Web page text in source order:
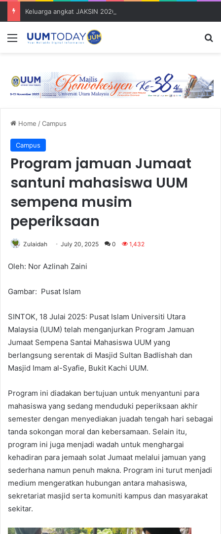
Menu
Home /Campus
Campus
Program jamuan Jumaat
santuni mahasiswa UUM
sempena musim
peperiksaan
Zulaidah July 20, 2025 0 1,432
Oleh: Nor Azlinah Zaini
Gambar: Pusat Islam
SINTOK, 18 Julai 2025: Pusat Islam Universiti Utara
Malaysia (UUM) telah menganjurkan Program Jamuan
Jumaat Sempena Santai Mahasiswa UUM yang
berlangsung serentak di Masjid Sultan Badlishah dan
Masjid Imam al-Syafie, Bukit Kachi UUM.
Program ini diadakan bertujuan untuk menyantuni para
mahasiswa yang sedang menduduki peperiksaan akhir
semester dengan menyediakan juadah tengah hari sebagai
tanda sokongan moral dan kebersamaan. Selain itu,
program ini juga menjadi wadah untuk menghargai
kehadiran para jemaah solat Jumaat melalui jamuan yang
sederhana namun penuh makna. Program ini turut menjadi
medium mengeratkan hubungan antara mahasiswa,
sekretariat masjid serta komuniti kampus dan masyarakat
sekitar.